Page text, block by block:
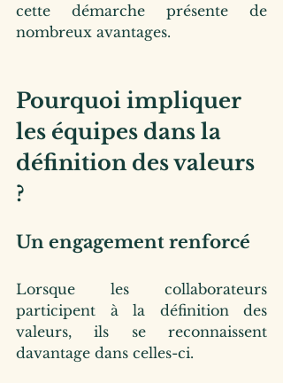
cette démarche présente de
nombreux avantages.
Pourquoi impliquer
les équipes dans la
définition des valeurs
?
Un engagement renforcé
Lorsque les collaborateurs
participent à la définition des
valeurs, ils se reconnaissent
davantage dans celles-ci.